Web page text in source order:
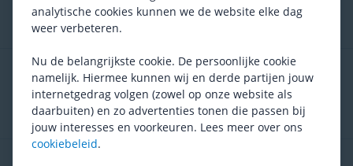
Huidig product
Assos Winter P1
74,95
analytische cookies kunnen we de website elke dag
weer verbeteren.
Nu de belangrijkste cookie. De persoonlijke cookie
namelijk. Hiermee kunnen wij en derde partijen jouw
internetgedrag volgen (zowel op onze website als
daarbuiten) en zo advertenties tonen die passen bij
jouw interesses en voorkeuren. Lees meer over ons
cookiebeleid.